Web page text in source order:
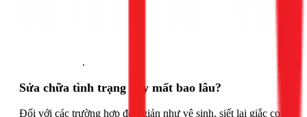
.
Sửa chữa tình trạng này mất bao lâu?
Đối với các trường hợp đơn giản như vệ sinh, siết lại giắc co,